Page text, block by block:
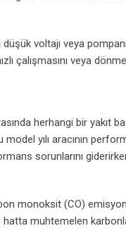
voltajı veya
çalışmasını veya
herhangi bir yakıt
yılı aracının
sorunlarını
monoksit (CO)
hatta muhtemelen